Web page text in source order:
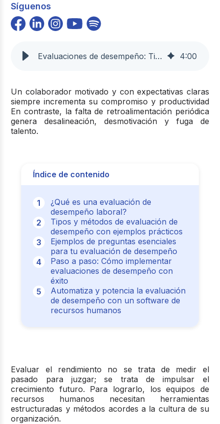
Síguenos
Evaluaciones de desempeño: Tipos y ejemplos para empresas |Buk 4:00
Un colaborador motivado y con expectativas claras
siempre incrementa su compromiso y productividad
En contraste, la falta de retroalimentación periódica
genera desalineación, desmotivación y fuga de
talento.
Índice de contenido
¿Qué es una evaluación de
desempeño laboral?
Tipos y métodos de evaluación de
desempeño con ejemplos prácticos
Ejemplos de preguntas esenciales
para tu evaluación de desempeño
Paso a paso: Cómo implementar
evaluaciones de desempeño con
éxito
Automatiza y potencia la evaluación
de desempeño con un software de
recursos humanos
Evaluar el rendimiento no se trata de medir el
pasado para juzgar; se trata de impulsar el
crecimiento futuro. Para lograrlo, los equipos de
recursos humanos necesitan herramientas
estructuradas y métodos acordes a la cultura de su
organización.